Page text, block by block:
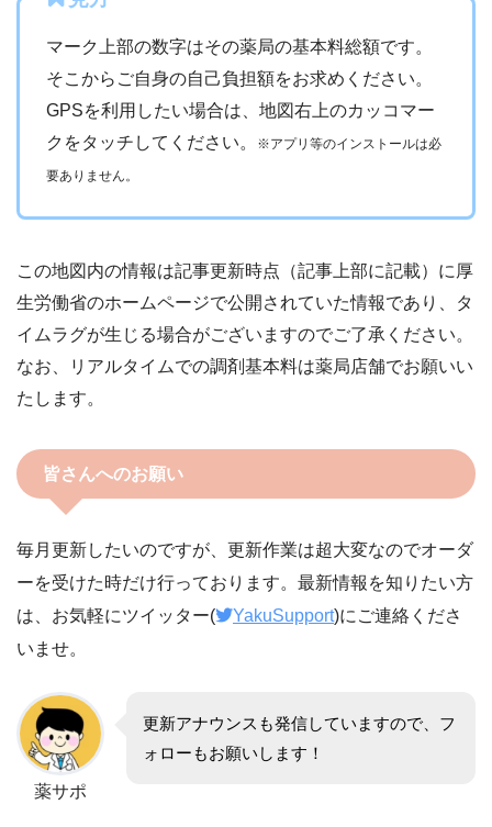
マーク上部の数字はその薬局の基本料総額です。
そこからご自身の自己負担額をお求めください。
GPSを利用したい場合は、地図右上のカッコマー
クをタッチしてください。
※アプリ等のインストールは必
要ありません。
この地図内の情報は記事更新時点（記事上部に記載）に厚
生労働省のホームページで公開されていた情報であり、タ
イムラグが生じる場合がございますのでご了承ください。
なお、リアルタイムでの調剤基本料は薬局店舗でお願いい
たします。
皆さんへのお願い
毎月更新したいのですが、更新作業は超大変なのでオーダ
ーを受けた時だけ行っております。最新情報を知りたい方
は、お気軽にツイッター(
YakuSupport)にご連絡くださ
いませ。
薬サポ
更新アナウンスも発信していますので、フ
ォローもお願いします！